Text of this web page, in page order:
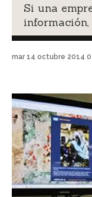
Si una
mar 14 octubre 2014